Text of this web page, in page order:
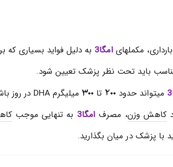
، مکملهایامگا3
به دلیل فواید بسیاری که
باید تحت نظر پزشک تعیین شود.
میتواند حدود200 تا 300 میلیگرم DHA در روز باشد، این مقدار میتواند از منابع غذایی نظیر ماهی یا از طریق مکملهای خوراکی تامین شود.
کاهش وزن، مصرف امگا3 به تنهایی موجب
با پزشک در میان بگذارید.